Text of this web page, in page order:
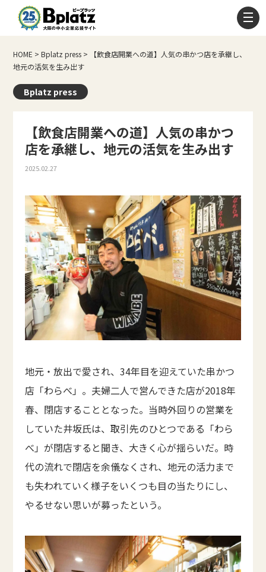
HOME >Bplatz press >
【飲食店開業への道】人気の串かつ店を承継し、
地元の活気を生み出す
Bplatz press
【飲食店開業への道】人気の串かつ
店を承継し、地元の活気を生み出す
2025.02.27
地元・放出で愛され、34年目を迎えていた串かつ
店「わらべ」。夫婦二人で営んできた店が2018年
春、閉店することとなった。当時外回りの営業を
していた井坂氏は、取引先のひとつである「わら
べ」が閉店すると聞き、大きく心が揺らいだ。時
代の流れで閉店を余儀なくされ、地元の活力まで
も失われていく様子をいくつも目の当たりにし、
やるせない思いが募ったという。